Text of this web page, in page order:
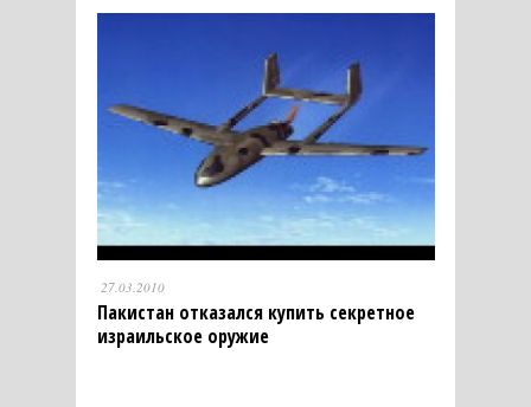
27.03.2010
Пакистан отказался купить секретное
израильское оружие